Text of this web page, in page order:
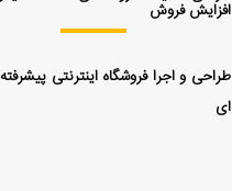
افزایش فروش
طراحی و اجرا فروشگاه اینترنتی
ای